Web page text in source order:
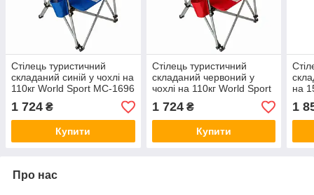
Стілець туристичний
складаний синій у чохлі на
110кг World Sport MC-1696
1 724 ₴
Купити
Стілець туристичний
складаний червоний у
чохлі на 110кг World Sport
MC-1696
1 724₴
Купити
на
1
Про нас